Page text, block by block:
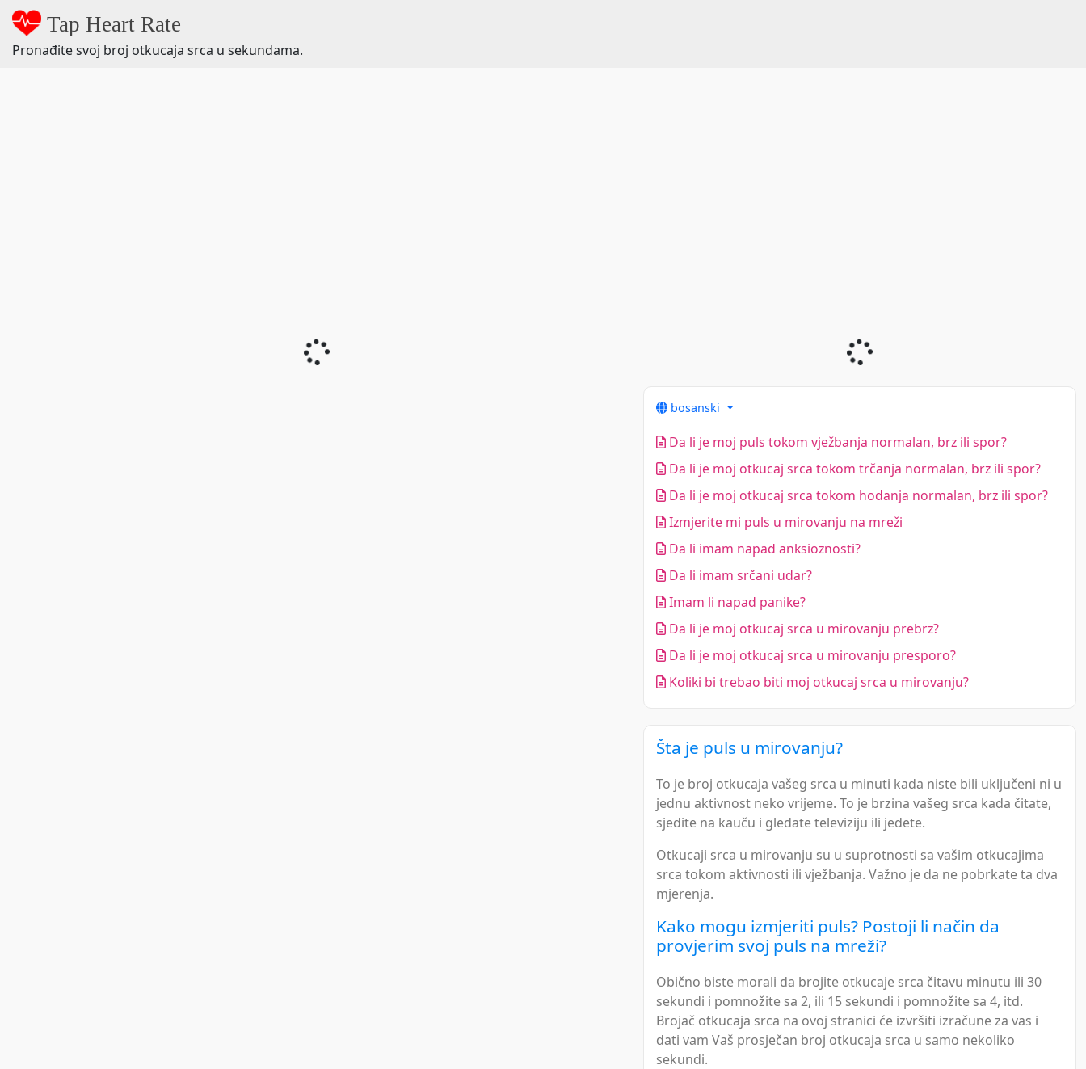
Tap Heart Rate
Pronađite svoj broj otkucaja srca u sekundama.
bosanski
Da li je moj puls tokom vježbanja normalan, brz ili spor?
Da li je moj otkucaj srca tokom trčanja normalan, brz ili spor?
Da li je moj otkucaj srca tokom hodanja normalan, brz ili spor?
Izmjerite mi puls u mirovanju na mreži
Da li imam napad anksioznosti?
Da li imam srčani udar?
Imam li napad panike?
Da li je moj otkucaj srca u mirovanju prebrz?
Da li je moj otkucaj srca u mirovanju presporo?
Koliki bi trebao biti moj otkucaj srca u mirovanju?
Šta je puls u mirovanju?
To je broj otkucaja vašeg srca u minuti kada niste bili uključeni ni u
jednu aktivnost neko vrijeme. To je brzina vašeg srca kada čitate,
sjedite na kauču i gledate televiziju ili jedete.
Otkucaji srca u mirovanju su u suprotnosti sa vašim otkucajima
srca tokom aktivnosti ili vježbanja. Važno je da ne pobrkate ta dva
mjerenja.
Kako mogu izmjeriti puls? Postoji li način da
provjerim svoj puls na mreži?
Obično biste morali da brojite otkucaje srca čitavu minutu ili 30
sekundi i pomnožite sa 2, ili 15 sekundi i pomnožite sa 4, itd.
Brojač otkucaja srca na ovoj stranici će izvršiti izračune za vas i
dati vam Vaš prosječan broj otkucaja srca u samo nekoliko
sekundi.